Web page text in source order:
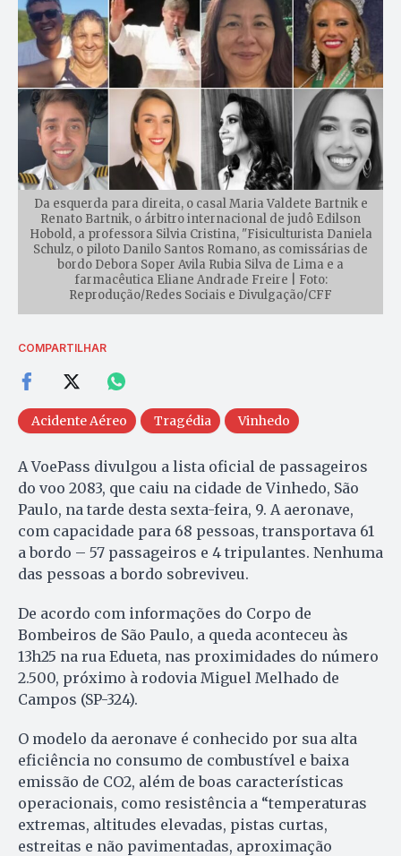
Da esquerda para direita, o casal Maria Valdete Bartnik e
Renato Bartnik, o árbitro internacional de judô Edilson
Hobold, a professora Silvia Cristina, "Fisiculturista Daniela
Schulz, o piloto Danilo Santos Romano, as comissárias de
bordo Debora Soper Avila Rubia Silva de Lima e a
farmacêutica Eliane Andrade Freire | Foto:
Reprodução/Redes Sociais e Divulgação/CFF
COMPARTILHAR
Acidente Aéreo Tragédia Vinhedo
A VoePass divulgou a lista oficial de passageiros
do voo 2083, que caiu na cidade de Vinhedo, São
Paulo, na tarde desta sexta-feira, 9. A aeronave,
com capacidade para 68 pessoas, transportava 61
a bordo – 57 passageiros e 4 tripulantes. Nenhuma
das pessoas a bordo sobreviveu.
De acordo com informações do Corpo de
Bombeiros de São Paulo, a queda aconteceu às
13h25 na rua Edueta, nas proximidades do número
2.500, próximo à rodovia Miguel Melhado de
Campos (SP-324).
O modelo da aeronave é conhecido por sua alta
eficiência no consumo de combustível e baixa
emissão de CO2, além de boas características
operacionais, como resistência a “temperaturas
extremas, altitudes elevadas, pistas curtas,
estreitas e não pavimentadas, aproximação